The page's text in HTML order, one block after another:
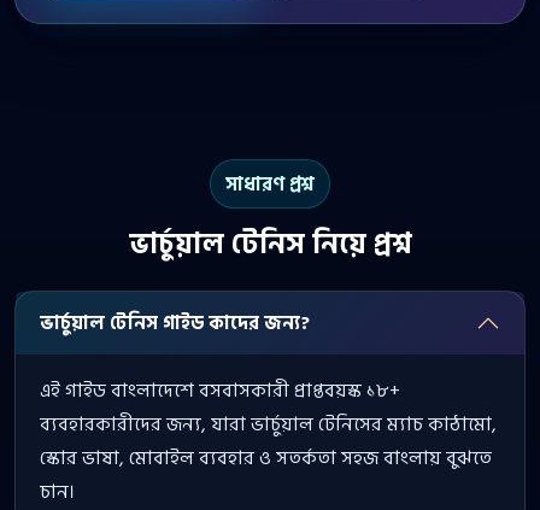
সাধারণ প্রশ্ন
ভার্চুয়াল টেনিস নিয়ে প্রশ্ন
ভার্চুয়াল টেনিস গাইড কাদের জন্য?
এই গাইড বাংলাদেশে বসবাসকারী প্রাপ্তবয়স্ক ১৮+
ব্যবহারকারীদের জন্য, যারা ভার্চুয়াল টেনিসের ম্যাচ কাঠামো,
স্কোর ভাষা, মোবাইল ব্যবহার ও সতর্কতা সহজ বাংলায় বুঝতে
চান।